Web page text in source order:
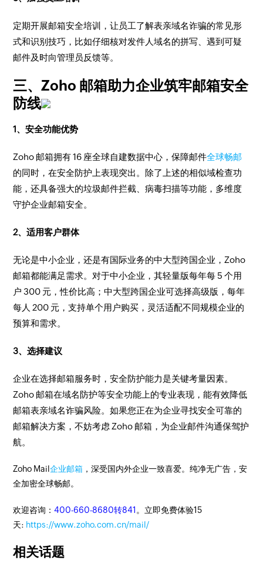
定期开展邮箱安全培训，让员工了解表亲域名诈骗的常见形
式和识别技巧，比如仔细核对发件人域名的拼写、遇到可疑
邮件及时向管理员反馈等。
三、Zoho 邮箱助力企业筑牢邮箱安全
防线
1、安全功能优势
Zoho 邮箱拥有 16 座全球自建数据中心，保障邮件全球畅邮
的同时，在安全防护上表现突出。除了上述的相似域检查功
能，还具备强大的垃圾邮件拦截、病毒扫描等功能，多维度
守护企业邮箱安全。
2、适用客户群体
无论是中小企业，还是有国际业务的中大型跨国企业，Zoho
邮箱都能满足需求。对于中小企业，其轻量版每年每 5 个用
户 300 元，性价比高；中大型跨国企业可选择高级版，每年
每人 200 元，支持单个用户购买，灵活适配不同规模企业的
预算和需求。
3、选择建议
企业在选择邮箱服务时，安全防护能力是关键考量因素。
Zoho 邮箱在域名防护等安全功能上的专业表现，能有效降低
邮箱表亲域名诈骗风险。如果您正在为企业寻找安全可靠的
邮箱解决方案，不妨考虑 Zoho 邮箱，为企业邮件沟通保驾护
航。
Zoho Mail企业邮箱 ，深受国内外企业一致喜爱。纯净无广告，安
全加密全球畅邮。
欢迎咨询：400-660-8680转841 。立即免费体验15
天: https://www.zoho.com.cn/mail/
相关话题